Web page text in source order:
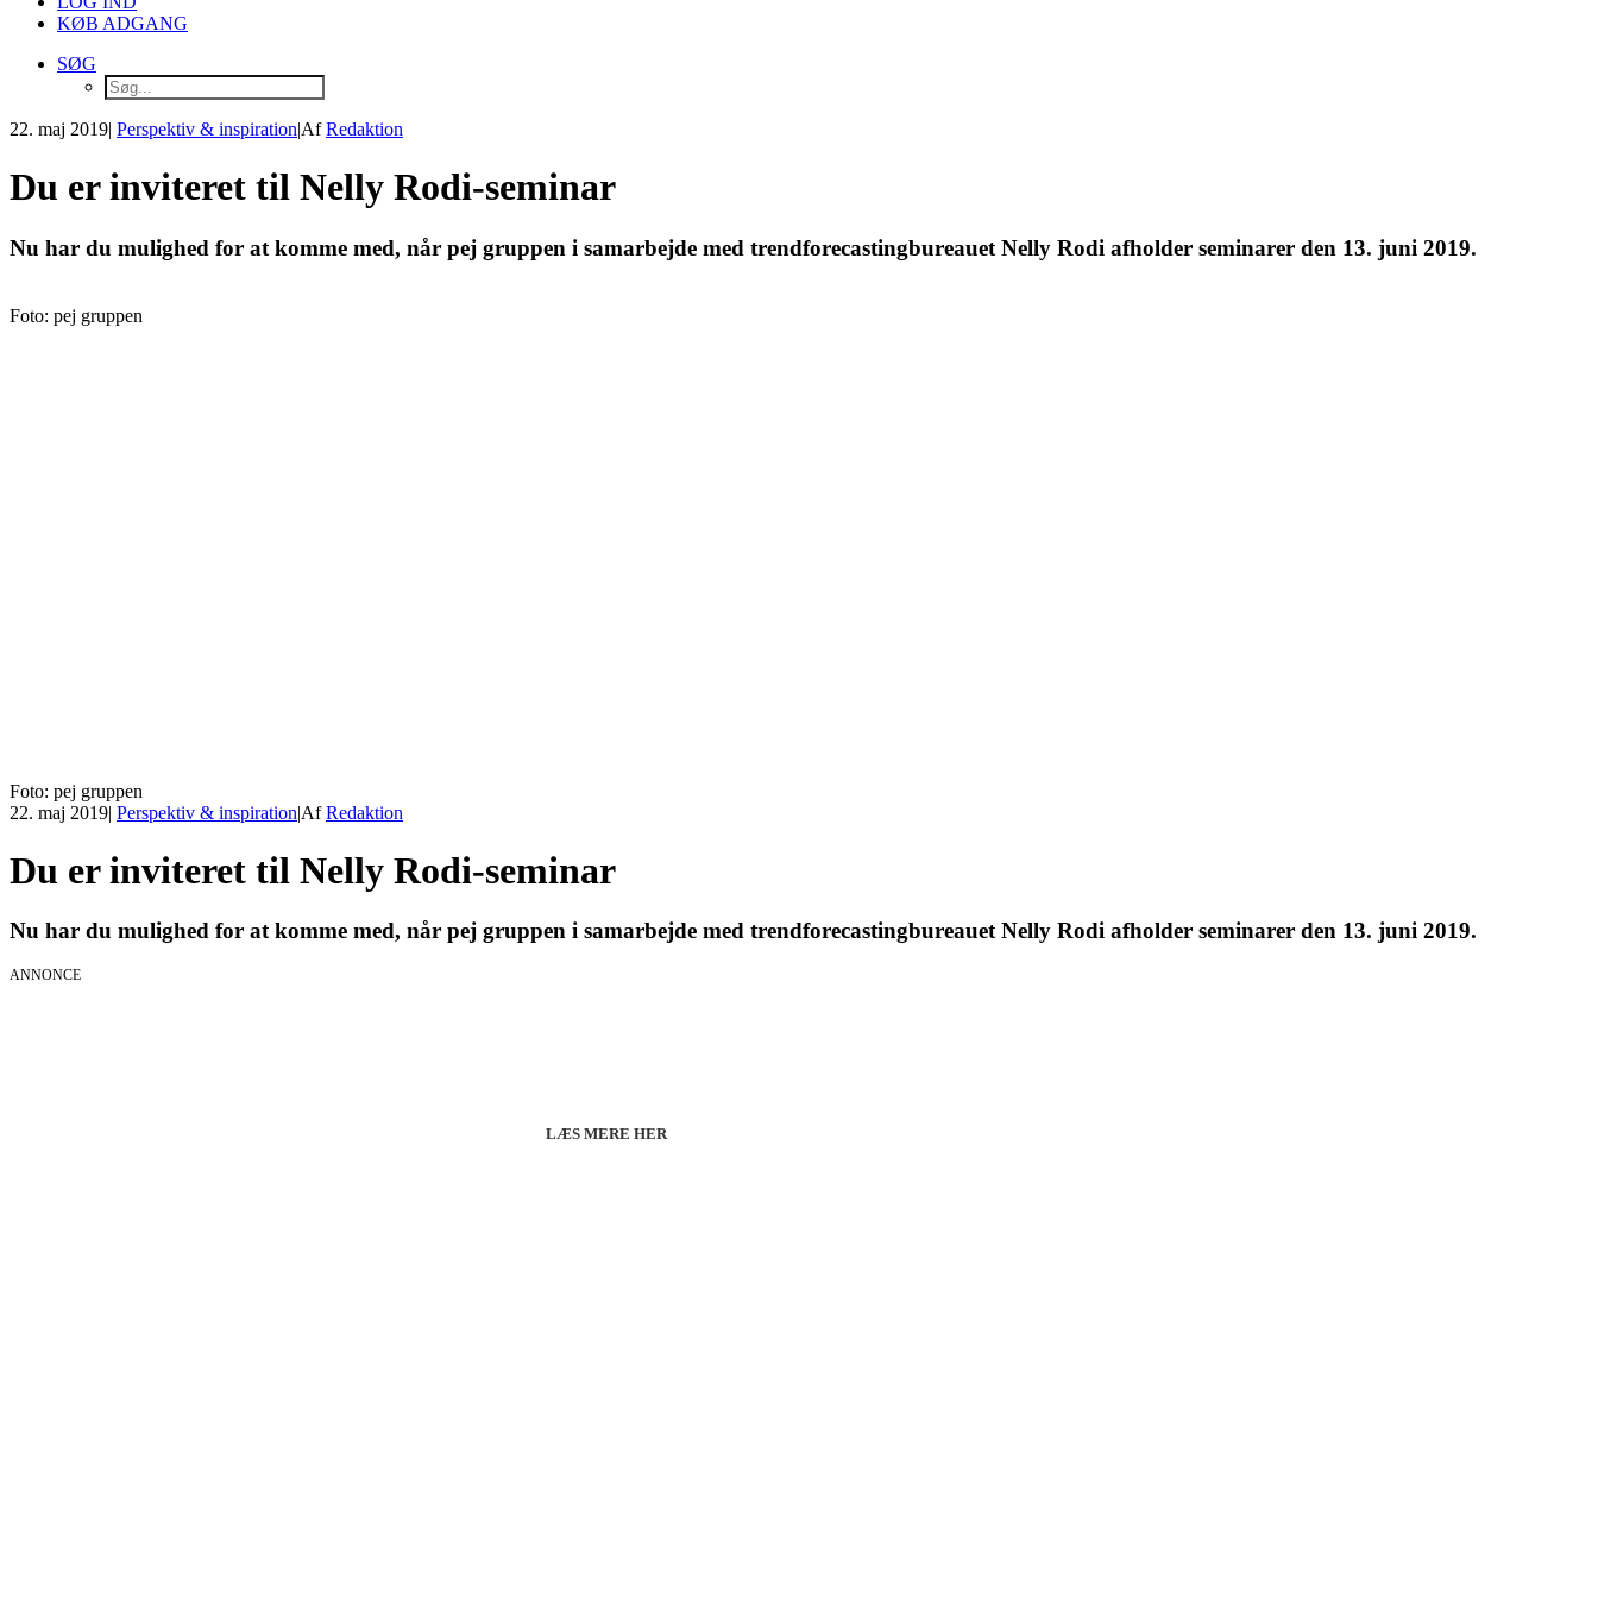
KØB ADGANG
SØG
22. maj 2019| Perspektiv & inspiration|AfRedaktion
Du er inviteret til Nelly Rodi-seminar
Nu har du mulighed for at komme med, når pej gruppen i samarbejde med trendforecastingbureauet Nelly Rodi afholder seminarer den 13. juni 2019.
Foto: pej gruppen
Foto: pej gruppen
22. maj 2019| Perspektiv & inspiration|AfRedaktion
Du er inviteret til Nelly Rodi-seminar
Nu har du mulighed for at komme med, når pej gruppen i samarbejde med trendforecastingbureauet Nelly Rodi afholder seminarer den 13. juni 2019.
ANNONCE
LÆS MERE HER